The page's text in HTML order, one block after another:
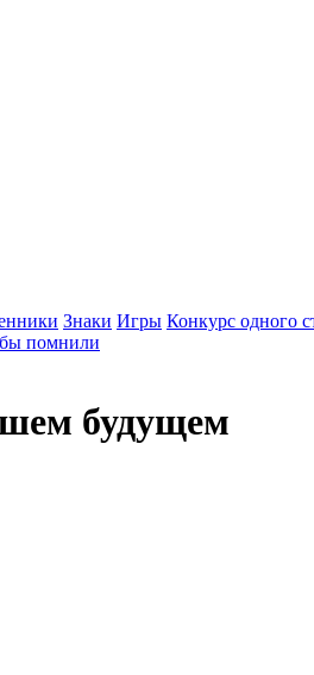
Знаки Игры Конкурс одного
помнили
будущем